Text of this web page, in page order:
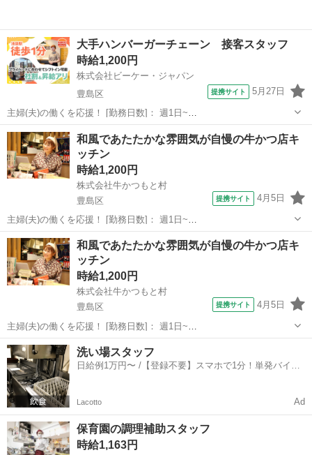
大手ハンバーガーチェーン 接客スタッフ
時給1,200円
株式会社ビーケー・ジャパン
豊島区
提携サイト 5月27日
主婦(夫)の働くを応援！ [勤務日数]： 週1日~
08:00~14:00/08:00~17:00/13:00~17:00 月/火/水/木/金/土/日 などから選
べます [勤務地・最寄駅]： 東京都豊島区西池袋３丁目２９...
東京 豊島区 キッチン
和風であたたかな雰囲気が自慢の牛かつ店キ
ッチン
時給1,200円
株式会社牛かつもと村
豊島区
提携サイト 4月5日
主婦(夫)の働くを応援！ [勤務日数]： 週1日~
09:00~13:00/09:00~14:00/10:00~14:00/10:00~15:00/07:00~11:00 月/
火/水/木/金/土/日 などから選べます [...
東京 豊島区 キッチン
和風であたたかな雰囲気が自慢の牛かつ店キ
ッチン
時給1,200円
株式会社牛かつもと村
豊島区
提携サイト 4月5日
主婦(夫)の働くを応援！ [勤務日数]： 週1日~
09:00~13:00/09:00~14:00/10:00~14:00/10:00~15:00/07:00~11:00 月/
火/水/木/金/土/日 などから選べます [...
東京 豊島区 キッチン
洗い場スタッフ
日給例1万円〜 /【登録不要】スマホで1分！単発バイト
Lacotto Ad
保育園の調理補助スタッフ
時給1,163円